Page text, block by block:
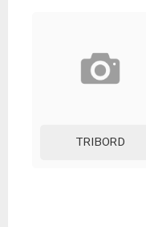
TRIBORD